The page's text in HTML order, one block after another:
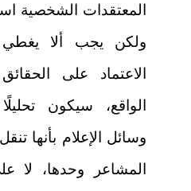
المعتقدات الشخصية
ولكن يجب ألا
الاعتماد على
الواقع، سيكون
وسائل الإعلام بأنها
المشاعر وحدها، لا